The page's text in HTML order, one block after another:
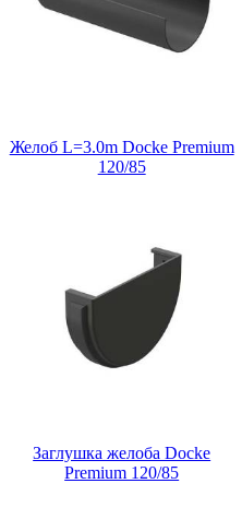
Желоб L=3.0m Docke Premium
120/85
Заглушка желоба Docke
Premium 120/85